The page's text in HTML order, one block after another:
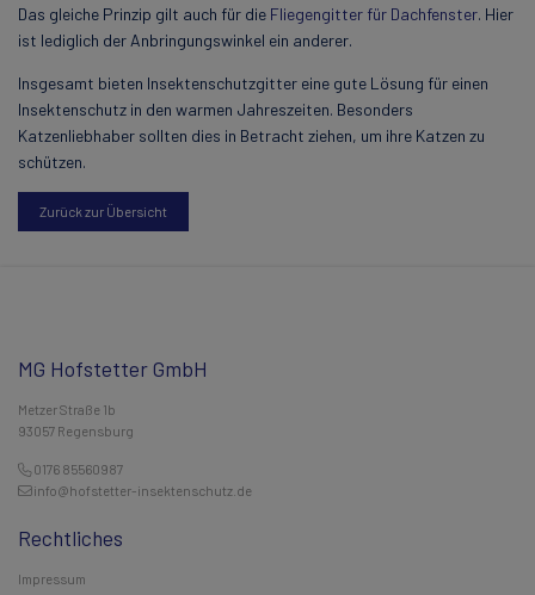
Zurück zur Übersicht
Das gleiche Prinzip gilt auch für die Fliegengitter für Dachfenster. Hier
ist lediglich der Anbringungswinkel ein anderer.
Insgesamt bieten Insektenschutzgitter eine gute Lösung für einen
Insektenschutz in den warmen Jahreszeiten. Besonders
Katzenliebhaber sollten dies in Betracht ziehen, um ihre Katzen zu
schützen.
MG Hofstetter GmbH
Metzer Straße 1b
93057 Regensburg
0176 85560987
info@hofstetter-insektenschutz.de
Rechtliches
Impressum